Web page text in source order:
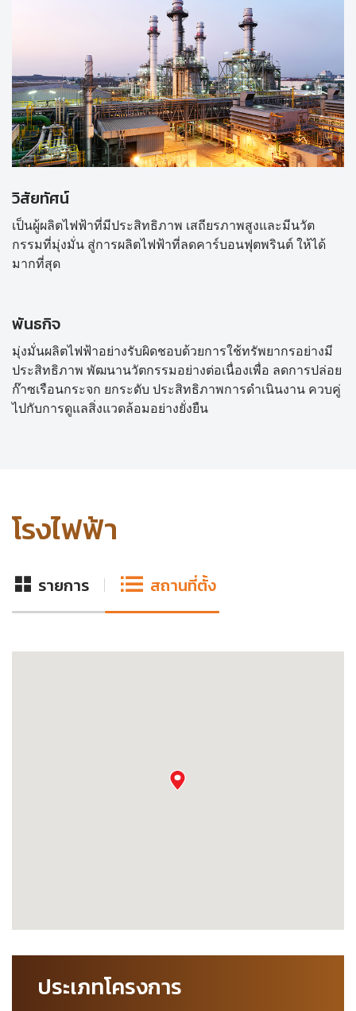
วิสัยทัศน์
เป็นผู้ผลิตไฟฟ้าที่มีประสิทธิภาพ เสถียรภาพสูงและมีนวัต
กรรมที่มุ่งมั่น สู่การผลิตไฟฟ้าที่ลดคาร์บอนฟุตพรินต์ ให้ได้
มากที่สุด
พันธกิจ
มุ่งมั่นผลิตไฟฟ้าอย่างรับผิดชอบด้วยการใช้ทรัพยากรอย่างมี
ประสิทธิภาพ พัฒนานวัตกรรมอย่างต่อเนื่องเพื่อ ลดการปล่อย
ก๊าซเรือนกระจก ยกระดับ ประสิทธิภาพการดำเนินงาน ควบคู่
ไปกับการดูแลสิ่งแวดล้อมอย่างยั่งยืน
โรงไฟฟ้า
รายการ สถานที่ตั้ง
ประเภทโครงการ